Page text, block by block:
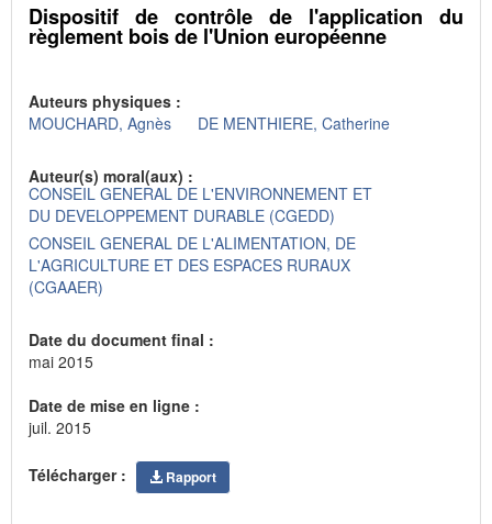
Dispositif de contrôle de l'application du
règlement bois de l'Union européenne
Auteurs physiques :
MOUCHARD, Agnès
DE MENTHIERE, Catherine
Auteur(s) moral(aux) :
CONSEIL GENERAL DE L'ENVIRONNEMENT ET
DU DEVELOPPEMENT DURABLE (CGEDD)
CONSEIL GENERAL DE L'ALIMENTATION, DE
L'AGRICULTURE ET DES ESPACES RURAUX
(CGAAER)
Date du document final :
mai 2015
Date de mise en ligne :
juil. 2015
Télécharger : Rapport